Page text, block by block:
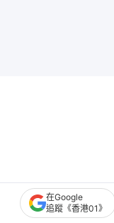
飲食健康資訊
在Google
追蹤《香港01》